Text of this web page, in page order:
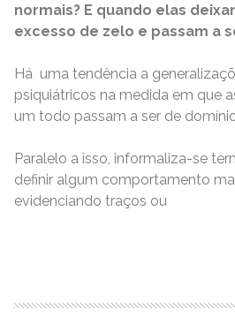
normais? E quando elas
excesso de zelo e passam a
Há uma tendência a
psiquiátricos na medida em que
um todo passam a ser de
Paralelo a isso, informaliza-se
definir algum comportamento
evidenciando traços ou